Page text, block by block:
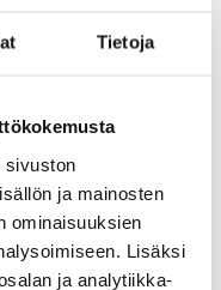
Tietoja
sivuston
ja mainosten
ominaisuuksien
Lisäksi
ja analytiikka-